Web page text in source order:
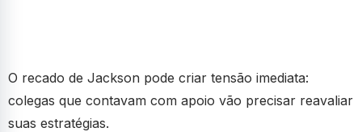
O recado de Jackson pode criar tensão imediata:
colegas que contavam com apoio vão precisar reavaliar
suas estratégias.